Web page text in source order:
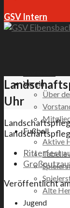
GSV Intern
Verein
Über
Fußball
Aktive
Tabelle
Alte
Jugend
Uhr
Ritterfest
Veröffentlicht